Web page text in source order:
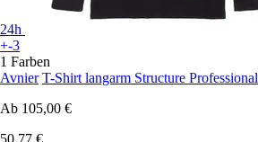
24h
+-3
1 Farben
Avnier T-Shirt langarm Structure Professional
Ab 105,00 €
50,77 €